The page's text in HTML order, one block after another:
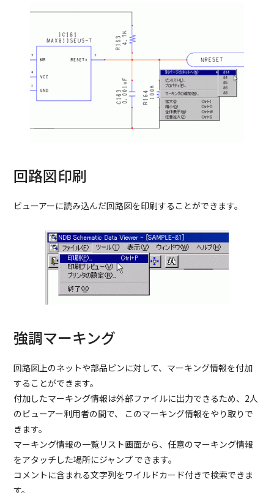
回路図印刷
ビューアーに読み込んだ回路図を印刷することができます。
強調マーキング
回路図上のネットや部品ピンに対して、マーキング情報を付加
することができます。
付加したマーキング情報は外部ファイルに出力できるため、2人
のビューアー利用者の間で、 このマーキング情報をやり取りで
きます。
マーキング情報の一覧リスト画面から、任意のマーキング情報
をアタッチした場所にジャンプ できます。
コメントに含まれる文字列をワイルドカード付きで検索できま
す。